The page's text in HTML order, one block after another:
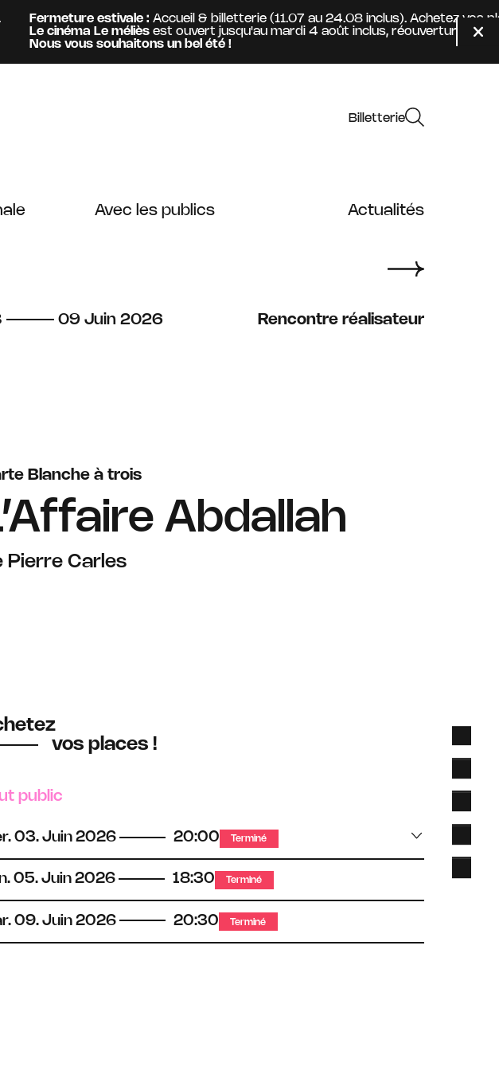
Information :
estivale :Accueil & billetterie (11.07 au 24.08 inclus). Achetez vos
Le cinéma Le mélièsest ouvert jusqu'au mardi 4 août inclus, réouverture mercredi
Nous vous souhaitons un bel été !
Billetterie
Avec les publics Actualités
au
09 juin
Juin 2026 Rencontre réalisateur
Blanche à trois
Abdallah
Pierre Carles
vos places !
public
03. Juin 2026 20:00 Terminé
05. Juin 2026 18:30 Terminé
09. Juin 2026 20:30 Terminé